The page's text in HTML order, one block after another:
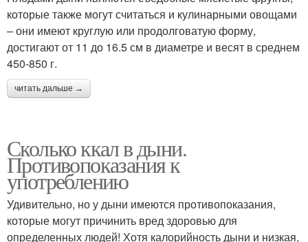
которые также могут считаться и кулинарными овощами
– они имеют круглую или продолговатую форму,
достигают от 11 до 16.5 см в диаметре и весят в среднем
450-850 г.
читать дальше →
Сколько ккал в дыни.
Противопоказания к
употреблению
Удивительно, но у дыни имеются противопоказания,
которые могут причинить вред здоровью для
определенных людей! Хотя калорийность дыни и низкая,